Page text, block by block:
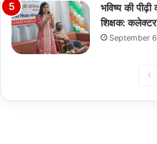
भविष्य की पीढ़ी
शिक्षक: कलेक्टर
September